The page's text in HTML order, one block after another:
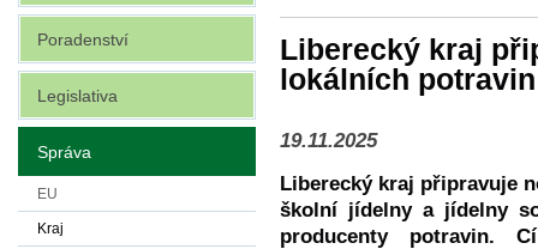
Liberecký kraj
lokálních potravin
19.11.2025
Liberecký kraj připravuje
školní jídelny a jídelny
producenty potravin.
Poradenství
Legislativa
Správa
EU
Kraj